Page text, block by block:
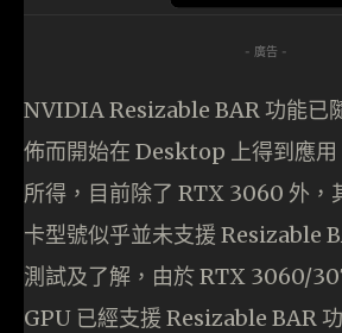
- 廣告 -
NVIDIA Resizable BAR 功能已
佈而開始在 Desktop 上得到應
所得，目前除了 RTX 3060 外，
卡型號似乎並未支援 Resizable
測試及了解，由於 RTX 3060/
GPU 已經支援 Resizable BAR